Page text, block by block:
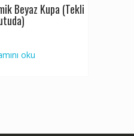
Beyaz Kupa (Tekli
oku